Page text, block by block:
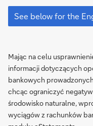
See
below
for
version
See below for the
Mając na celu
informacji dotyczących
bankowych
chcąc ograniczyć
środowisko naturalne,
wyciągów z rachunków